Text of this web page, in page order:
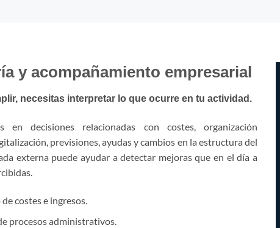
y acompañamiento empresarial
necesitas interpretar lo que ocurre en tu actividad.
en decisiones relacionadas con costes, organización
previsiones, ayudas y cambios en la estructura del
externa puede ayudar a detectar mejoras que en el día a
costes e ingresos.
procesos administrativos.